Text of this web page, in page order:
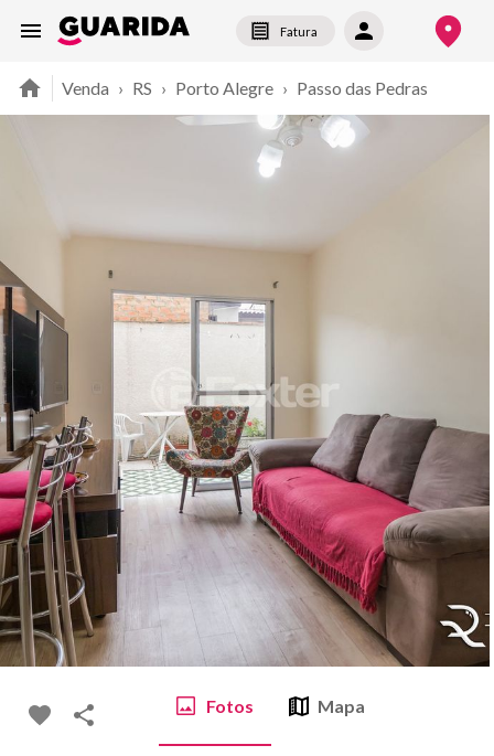
Fatura
Venda › RS › Porto Alegre › Passo das Pedras
Fotos Mapa